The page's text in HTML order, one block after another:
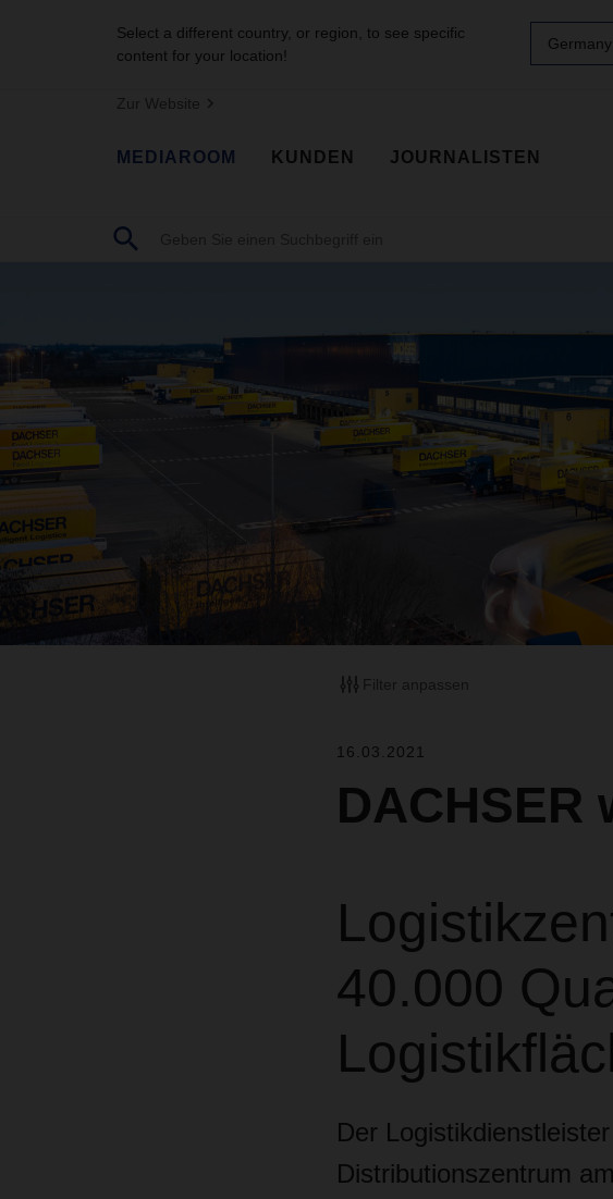
Select a different country, or region, to see specific
content for your location!
Germany
Zur Website
MEDIAROOM KUNDEN JOURNALISTEN
Filter anpassen
16.03.2021
DACHSER
40.000
Der
Distributionszentrum